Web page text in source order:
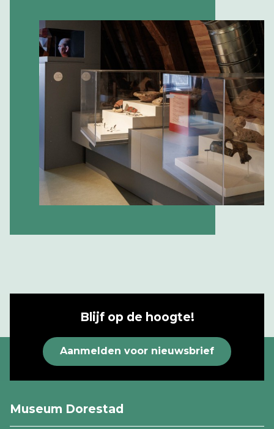
Blijf op de hoogte!
Aanmelden voor nieuwsbrief
Museum Dorestad